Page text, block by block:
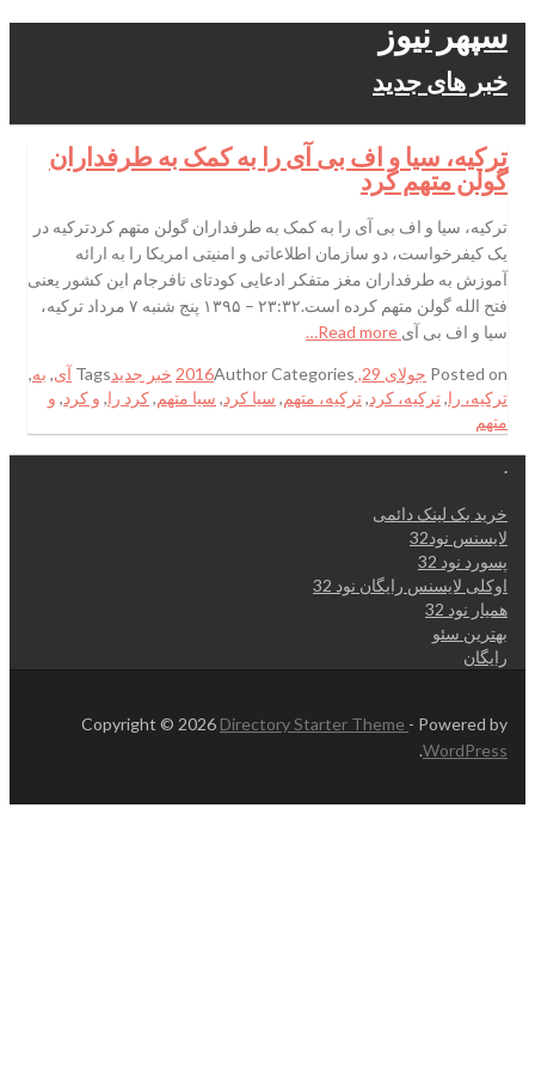
سپهر نیوز
خبر های جدید
ترکیه، سیا و اف بی آی را به کمک به طرفداران
گولن متهم کرد
ترکیه، سیا و اف بی آی را به کمک به طرفداران گولن متهم کردترکیه در
یک کیفرخواست، دو سازمان اطلاعاتی و امنیتی امریکا را به ارائه
آموزش به طرفداران مغز متفکر ادعایی کودتای نافرجام این کشور یعنی
فتح الله گولن متهم کرده است.۲۳:۳۲ – ۱۳۹۵ پنج شنبه ۷ مرداد ترکیه،
سیا و اف بی آی
Posted on جولای 29, 2016 AuthorCategories خبر جدیدTags آی, به,
ترکیه، را,ترکیه، کرد,ترکیه، متهم, سیا کرد, سیا متهم,کرد را, و کرد, و
متهم
.
خرید بک لینک دائمی
لایسنس نود32
پسورد نود 32
اوکلی لایسنس رایگان نود 32
همیار نود 32
بهترین سئو
رایگان
Copyright © 2026 Directory Starter Theme - Powered by
WordPress
.